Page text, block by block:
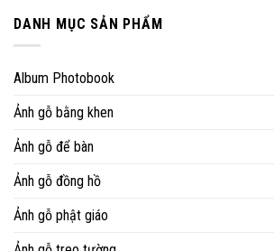
DANH MỤC SẢN PHẨM
Album Photobook
Ảnh gỗ bằng khen
Ảnh gỗ để bàn
Ảnh gỗ đồng hồ
Ảnh gỗ phật giáo